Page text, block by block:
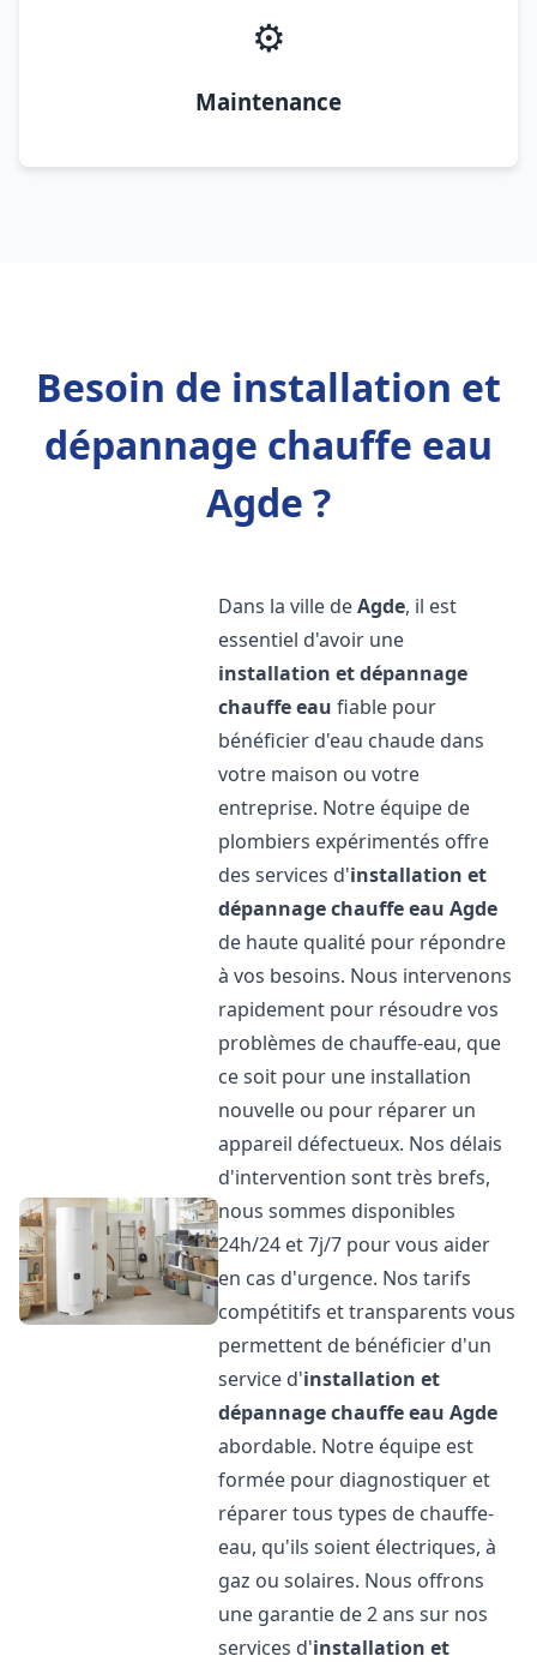
⚙️
Maintenance
Besoin de installation et
dépannage chauffe eau
Agde ?
Dans la ville deAgde, il est
essentiel d'avoir une
installation et dépannage
chauffe eau fiable pour
bénéficier d'eau chaude dans
votre maison ou votre
entreprise. Notre équipe de
plombiers expérimentés offre
des services d'installation et
dépannage chauffe eau Agde
de haute qualité pour répondre
à vos besoins. Nous intervenons
rapidement pour résoudre vos
problèmes de chauffe-eau, que
ce soit pour une installation
nouvelle ou pour réparer un
appareil défectueux. Nos délais
d'intervention sont très brefs,
nous sommes disponibles
24h/24 et 7j/7 pour vous aider
en cas d'urgence. Nos tarifs
compétitifs et transparents vous
permettent de bénéficier d'un
service d'installation et
dépannage chauffe eau Agde
abordable. Notre équipe est
formée pour diagnostiquer et
réparer tous types de chauffe-
eau, qu'ils soient électriques, à
gaz ou solaires. Nous offrons
une garantie de 2 ans sur nos
services d'installation et